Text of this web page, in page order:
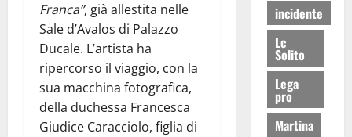
Franca”, già allestita nelle
Sale d’Avalos di Palazzo
Ducale. L’artista ha
ripercorso il viaggio, con la
sua macchina fotografica,
della duchessa Francesca
Giudice Caracciolo, figlia di
incidente
Lc
Solito
Lega
pro
Martina